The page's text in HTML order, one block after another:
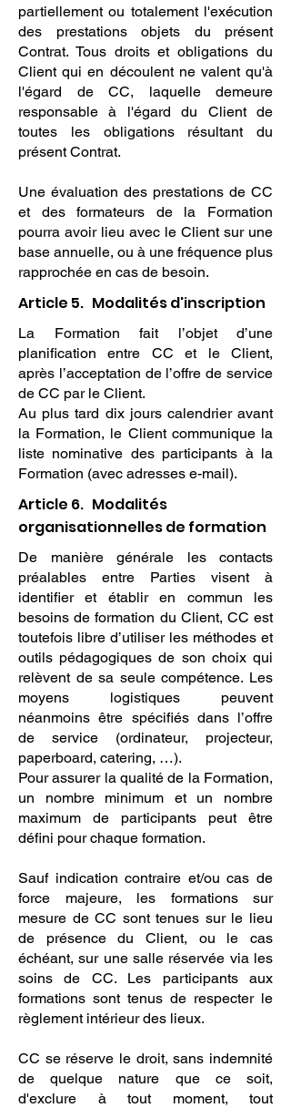
partiellement ou totalement l'exécution
des prestations objets du présent
Contrat. Tous droits et obligations du
Client qui en découlent ne valent qu'à
l'égard de CC, laquelle demeure
responsable à l'égard du Client de
toutes les obligations résultant du
présent Contrat.
Une évaluation des prestations de CC
et des formateurs de la Formation
pourra avoir lieu avec le Client sur une
base annuelle, ou à une fréquence plus
rapprochée en cas de besoin.
Article 5. Modalités d'inscription
La Formation fait l’objet d’une
planification entre CC et le Client,
après l’acceptation de l’offre de service
de CC par le Client.
Au plus tard dix jours calendrier avant
la Formation, le Client communique la
liste nominative des participants à la
Formation (avec adresses e-mail).
Article 6. Modalités
organisationnelles de formation
De manière générale les contacts
préalables entre Parties visent à
identifier et établir en commun les
besoins de formation du Client, CC est
toutefois libre d’utiliser les méthodes et
outils pédagogiques de son choix qui
relèvent de sa seule compétence. Les
moyens logistiques peuvent
néanmoins être spécifiés dans l’offre
de service (ordinateur, projecteur,
paperboard, catering, …).
Pour assurer la qualité de la Formation,
un nombre minimum et un nombre
maximum de participants peut être
défini pour chaque formation.
Sauf indication contraire et/ou cas de
force majeure, les formations sur
mesure de CC sont tenues sur le lieu
de présence du Client, ou le cas
échéant, sur une salle réservée via les
soins de CC. Les participants aux
formations sont tenus de respecter le
règlement intérieur des lieux.
CC se réserve le droit, sans indemnité
de quelque nature que ce soit,
d'exclure à tout moment, tout